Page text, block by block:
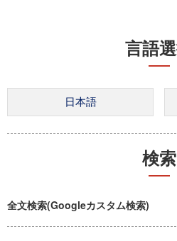
言語
検索
全文検索(Googleカスタム検索)